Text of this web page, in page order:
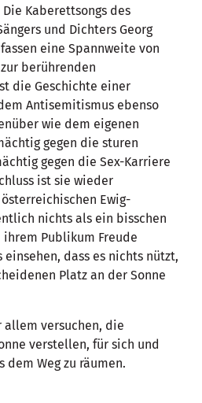
Kaberettsongs des
und Dichters Georg
eine Spannweite von
berührenden
die Geschichte einer
Antisemitismus ebenso
wie dem eigenen
gegen die sturen
gegen die Sex-Karriere
ist sie wieder
Ewig-
nichts als ein bisschen
Publikum Freude
einsehen, dass es nichts nützt,
Platz an der Sonne
allem versuchen, die
verstellen, für sich und
dem Weg zu räumen.